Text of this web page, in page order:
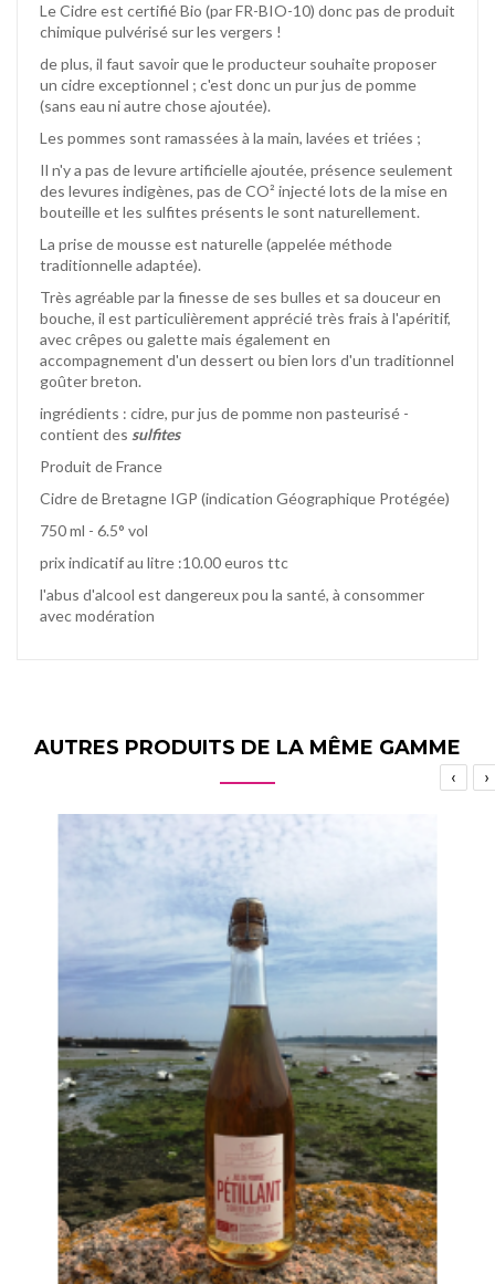
Le Cidre est certifié Bio (par FR-BIO-10) donc pas de produit
chimique pulvérisé sur les vergers !
de plus, il faut savoir que le producteur souhaite proposer
un cidre exceptionnel ; c'est donc un pur jus de pomme
(sans eau ni autre chose ajoutée).
Les pommes sont ramassées à la main, lavées et triées ;
Il n'y a pas de levure artificielle ajoutée, présence seulement
des levures indigènes, pas de CO² injecté lots de la mise en
bouteille et les sulfites présents le sont naturellement.
La prise de mousse est naturelle (appelée méthode
traditionnelle adaptée).
Très agréable par la finesse de ses bulles et sa douceur en
bouche, il est particulièrement apprécié très frais à l'apéritif,
avec crêpes ou galette mais également en
accompagnement d'un dessert ou bien lors d'un traditionnel
goûter breton.
ingrédients : cidre, pur jus de pomme non pasteurisé -
contient des sulfites
Produit de France
Cidre de Bretagne IGP (indication Géographique Protégée)
750 ml - 6.5° vol
prix indicatif au litre :10.00 euros ttc
l'abus d'alcool est dangereux pou la santé, à consommer
avec modération
AUTRES PRODUITS DE LA MÊME GAMME
‹ ›